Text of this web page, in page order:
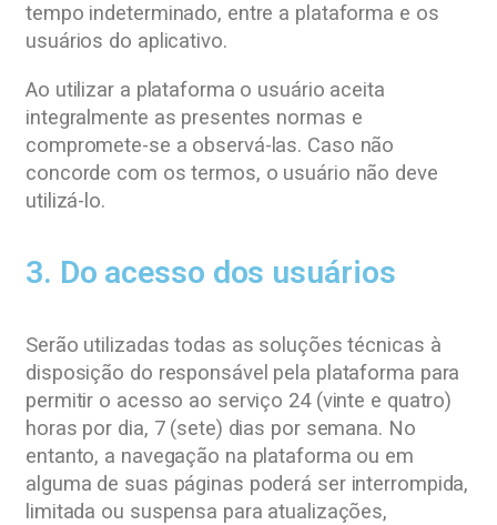
tempo indeterminado, entre a plataforma e os
usuários do aplicativo.
Ao utilizar a plataforma o usuário aceita
integralmente as presentes normas e
compromete-se a observá-las. Caso não
concorde com os termos, o usuário não deve
utilizá-lo.
3. Do acesso dos usuários
Serão utilizadas todas as soluções técnicas à
disposição do responsável pela plataforma para
permitir o acesso ao serviço 24 (vinte e quatro)
horas por dia, 7 (sete) dias por semana. No
entanto, a navegação na plataforma ou em
alguma de suas páginas poderá ser interrompida,
limitada ou suspensa para atualizações,